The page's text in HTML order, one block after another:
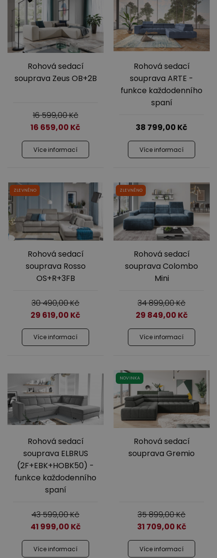
Rohová sedací
souprava Zeus OB+2B
16 599,00Kč
16 659,00 Kč
Více informací
Rohová sedací
souprava ARTE -
funkce každodenního
spaní
38 799,00 Kč
Více informací
ZLEVNĚNO
Rohová sedací
souprava Rosso
OS+R+3FB
30 490,00Kč
29 619,00 Kč
Více informací
ZLEVNĚNO
Rohová sedací
souprava Colombo
Mini
34 899,00Kč
29 849,00 Kč
Více informací
Rohová sedací
souprava ELBRUS
(2F+EBK+HOBK50) -
funkce každodenního
spaní
43 599,00Kč
41 999,00 Kč
Více informací
NOVINKA
Rohová sedací
souprava Gremio
35 899,00Kč
31 709,00 Kč
Více informací